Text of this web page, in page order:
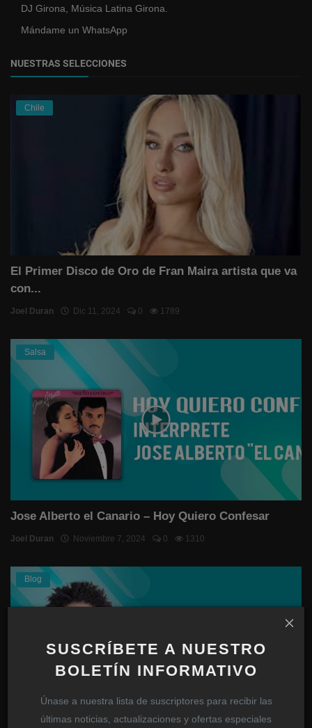
SUSCRÍBETE A NUESTRO
BOLETÍN INFORMATIVO
Únase a nuestra lista de suscriptores para recibir las
últimas noticias, actualizaciones y ofertas especiales
DJ Girona, Música Latina Girona.
Mándame un WhatsApp
NUESTRAS SELECCIONES
Chile
El Primer Disco de Oro de Fran Maira artista que va
con...
Joel Duran Dic 11, 2024 0 1789
Salsa
Jose Alberto el Canario – Hoy Quiero Confesar
Joel Duran Noviembre 7, 2024 0 1310
Blog